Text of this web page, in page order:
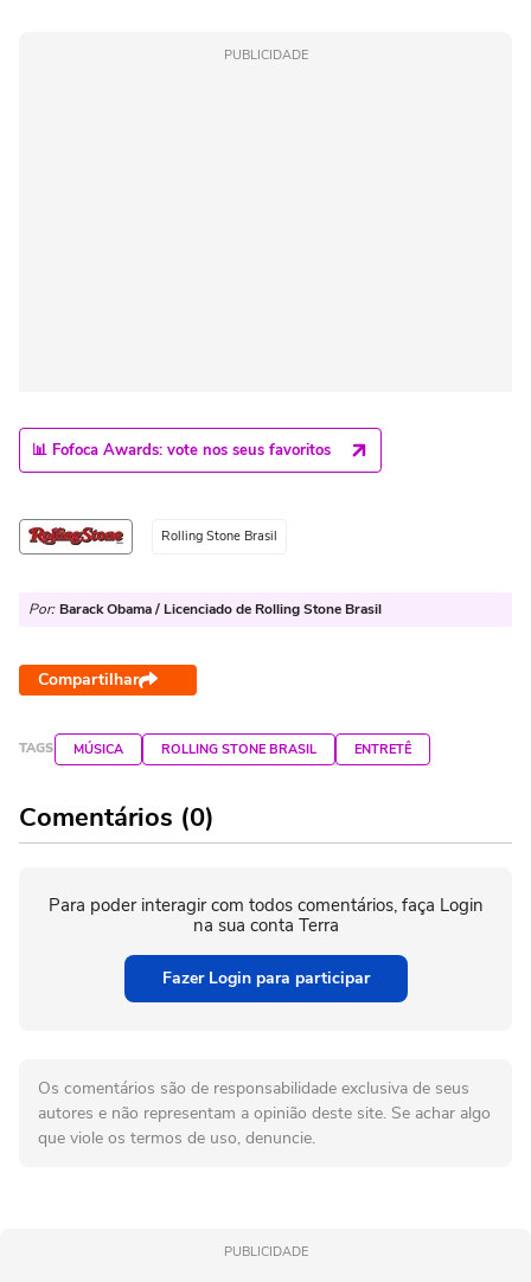
PUBLICIDADE
📊 Fofoca Awards: vote nos seus favoritos
Rolling Stone Brasil
Por: Barack Obama / Licenciado de Rolling Stone Brasil
Compartilhar
TAGS MÚSICA ROLLING STONE BRASIL ENTRETÊ
Comentários (0)
Para poder interagir com todos comentários, faça Login
na sua conta Terra
Fazer Login para participar
Os comentários são de responsabilidade exclusiva de seus
autores e não representam a opinião deste site. Se achar algo
que viole os termos de uso, denuncie.
PUBLICIDADE